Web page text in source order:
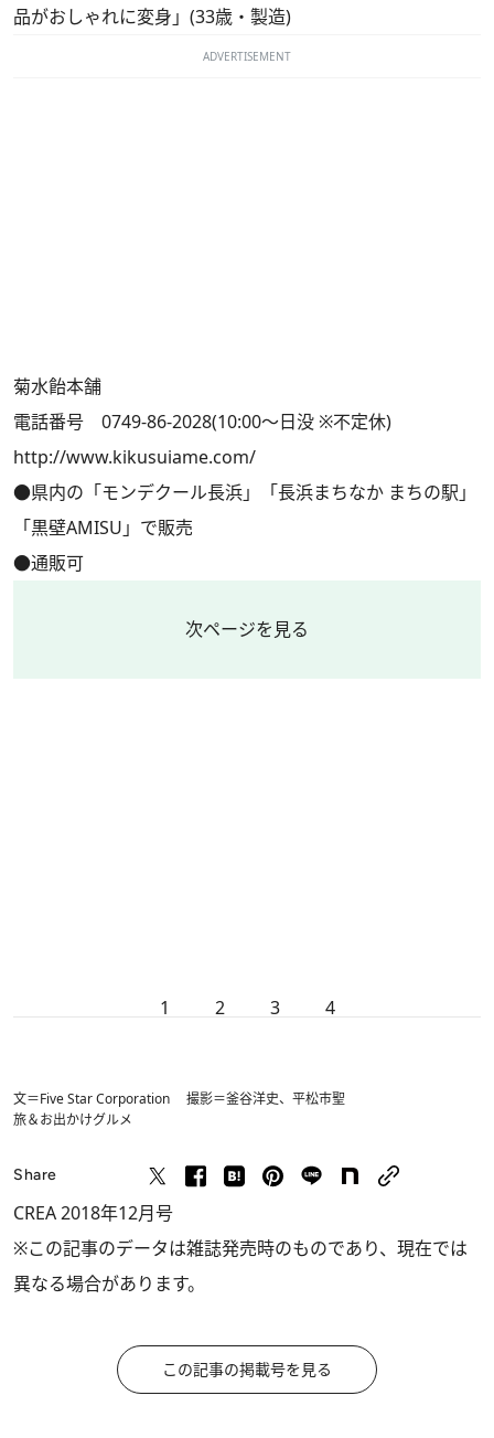
品がおしゃれに変身」(33歳・製造)
ADVERTISEMENT
菊水飴本舗
電話番号 0749-86-2028(10:00～日没 ※不定休)
http://www.kikusuiame.com/
●県内の「モンデクール長浜」「長浜まちなか まちの駅」
「黒壁AMISU」で販売
●通販可
次ページを見る
1 2 3 4
文＝Five Star Corporation 撮影＝釜谷洋史、平松市聖
旅＆お出かけグルメ
Share
CREA 2018年12月号
※この記事のデータは雑誌発売時のものであり、現在では
異なる場合があります。
この記事の掲載号を見る